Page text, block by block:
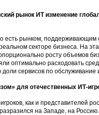
рынок ИТ изменение
есть рынком, поддерживающим
секторе бизнеса. На
росту объемов
оптимально расходовать
сервисов по
для отечественных ИТ-
как и представителей
на Западе, на